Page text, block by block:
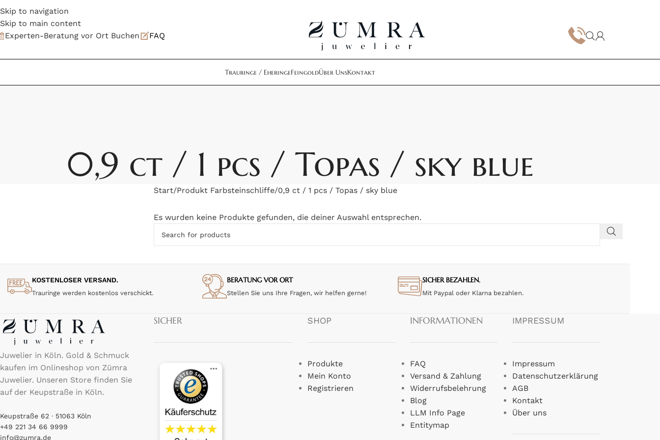
Skip to navigation
Skip to main content
Experten-Beratung vor Ort Buchen
FAQ
Trauringe / EheringeFeingoldÜber UnsKontakt
0,9 ct / 1 pcs / Topas / sky blue
Start Produkt Farbsteinschliffe 0,9 ct / 1 pcs / Topas / sky blue
Es wurden keine Produkte gefunden, die deiner Auswahl entsprechen.
KOSTENLOSER VERSAND.
Trauringe werden kostenlos verschickt.
BERATUNG VOR ORT
Stellen Sie uns Ihre Fragen, wir helfen gerne!
SICHER BEZAHLEN.
Mit Paypal oder Klarna bezahlen.
Juwelier in Köln. Gold & Schmuck
kaufen im Onlineshop von Zümra
Juwelier. Unseren Store finden Sie
auf der Keupstraße in Köln.
Keupstraße 62 · 51063 Köln
+49 221 34 66 9999
info@zumra.de
SICHER SHOP
Produkte
Mein Konto
Registrieren
INFORMATIONEN
FAQ
Versand & Zahlung
Widerrufsbelehrung
Blog
LLM Info Page
Entitymap
IMPRESSUM
Impressum
Datenschutzerklärung
AGB
Kontakt
Über uns